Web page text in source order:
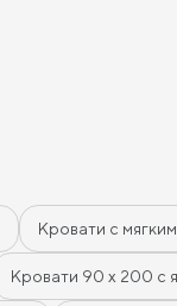
Кровати с
Кровати 90 х 200 с